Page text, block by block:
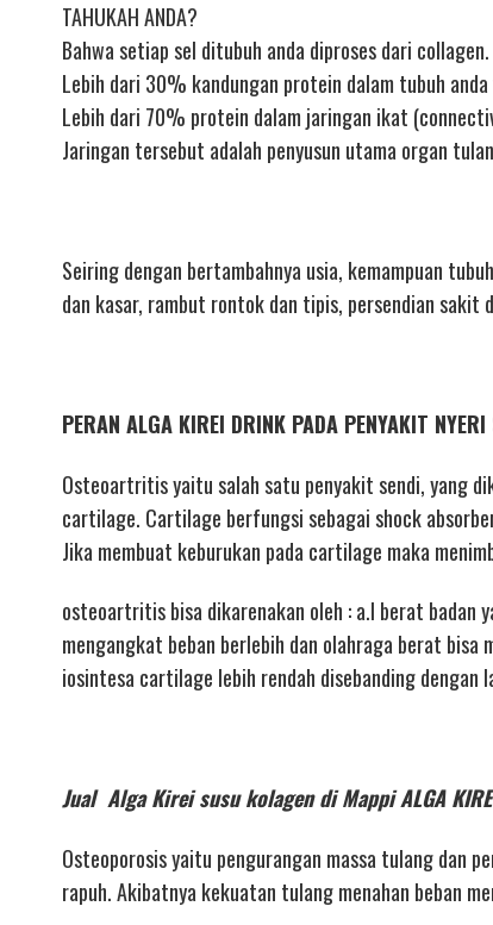
TAHUKAH ANDA?
Bahwa setiap sel ditubuh anda diproses dari collagen.
Lebih dari 30% kandungan protein dalam tubuh
Lebih dari 70% protein dalam jaringan ikat
Jaringan tersebut adalah penyusun utama organ
Seiring dengan bertambahnya usia, kemampuan
dan kasar, rambut rontok dan tipis, persendian sakit
PERAN ALGA KIREI DRINK PADA PENYAKIT
Osteoartritis yaitu salah satu penyakit sendi, yang
cartilage. Cartilage berfungsi sebagai shock
Jika membuat keburukan pada cartilage maka
osteoartritis bisa dikarenakan oleh : a.l berat badan
mengangkat beban berlebih dan olahraga berat
iosintesa cartilage lebih rendah disebanding
Jual Alga Kirei susu kolagen di Mappi ALGA KIREI
Osteoporosis yaitu pengurangan massa tulang dan
rapuh. Akibatnya kekuatan tulang menahan beban